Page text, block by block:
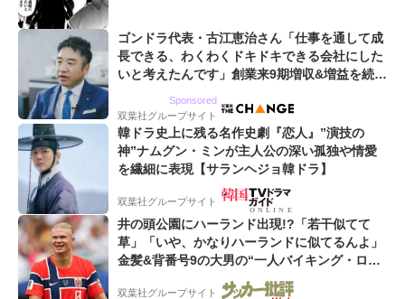
ゴンドラ代表・古江恵治さん「仕事を通して成
長できる、わくわくドキドキできる会社にした
いと考えたんです」創業来9期増収&増益を続け
Sponsored
双葉社グループサイト
韓ドラ史上に残る名作史劇『恋人』”演技の
神”ナムグン・ミンが主人公の深い孤独や情愛
を繊細に表現【サランヘジョ韓ドラ】
双葉社グループサイト
井の頭公園にハーランド出現!?「若干似てて
草」「いや、かなりハーランドに似てるんよ」
金髪&背番号9の大男の“一人バイキング・ロ
ー”映像が話題!「元気をもらった」
双葉社グループサイト